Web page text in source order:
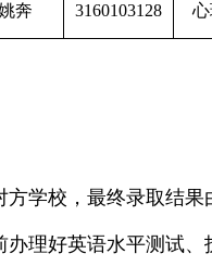
奔 3160103128
方学校，最终录取结
理好英语水平测试